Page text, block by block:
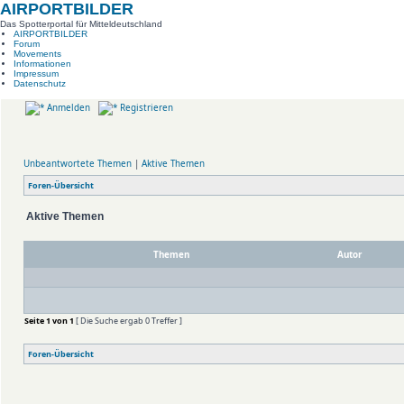
AIRPORTBILDER
Das Spotterportal für Mitteldeutschland
AIRPORTBILDER
Forum
Movements
Informationen
Impressum
Datenschutz
Anmelden Registrieren
Unbeantwortete Themen | Aktive Themen
Foren-Übersicht
Aktive Themen
Themen Autor
Seite1 von1 [ Die Suche ergab 0 Treffer ]
Foren-Übersicht